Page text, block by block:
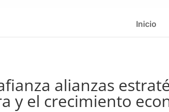
Inicio
alianzas
y el crecimiento